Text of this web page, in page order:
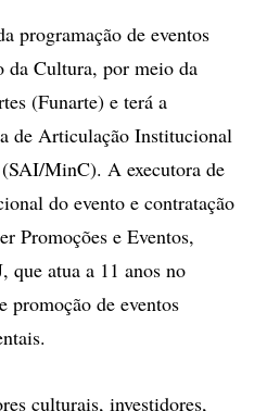
programação de eventos
da Cultura, por meio da
(Funarte) e terá a
de Articulação Institucional
MinC). A executora de
do evento e contratação
Promoções e Eventos,
que atua a 11 anos no
promoção de eventos
culturais, investidores,